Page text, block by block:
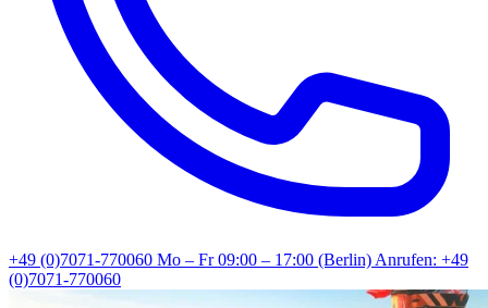
+49 (0)7071-770060 Mo – Fr 09:00 – 17:00 (Berlin)Anrufen: +49
(0)7071-770060